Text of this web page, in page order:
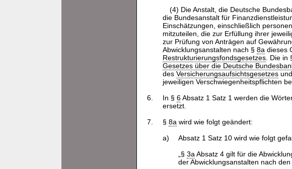
(4) Die Anstalt, die Deutsche
die Bundesanstalt für
Einschätzungen, einschließlich
mitzuteilen, die zur Erfüllung ihrer
zur Prüfung von Anträgen auf
Abwicklungsanstalten nach § 8a dieses
Restrukturierungsfondsgesetzes. Die in
Gesetzes über die Deutsche
des Versicherungsaufsichtsgesetzesund
jeweiligen Verschwiegenheitspflichten
6.
In § 6Absatz 1 Satz 1 werden die
ersetzt.
7.
§ 8a wird wie folgt geändert:
a)
Absatz 1 Satz 10 wird wie folgt
„§ 3a Absatz 4 gilt für die
der Abwicklungsanstalten nach